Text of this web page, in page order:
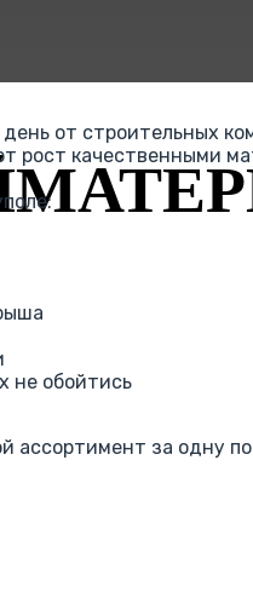
от строительных
рост качественными
не обойтись
за одну